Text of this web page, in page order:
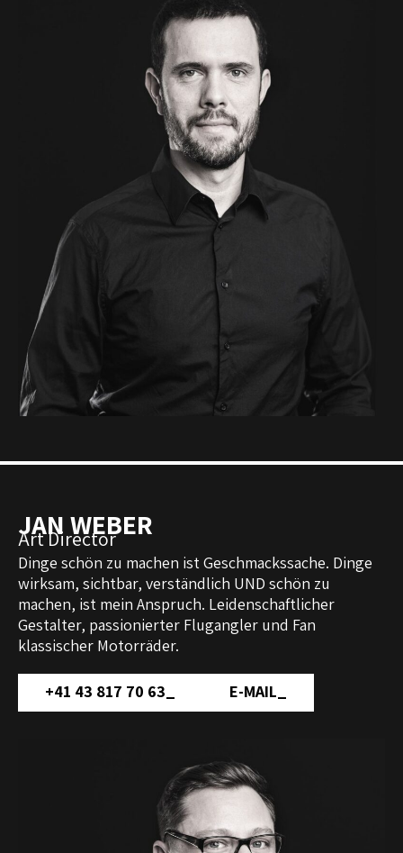
JAN WEBER
Art Director
Dinge schön zu machen ist Geschmackssache. Dinge
wirksam, sichtbar, verständlich UND schön zu
machen, ist mein Anspruch. Leidenschaftlicher
Gestalter, passionierter Flugangler und Fan
klassischer Motorräder.
+41 43 817 70 63 E-MAIL